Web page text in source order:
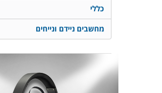
כללי
מחשבים ניידם ונייחים